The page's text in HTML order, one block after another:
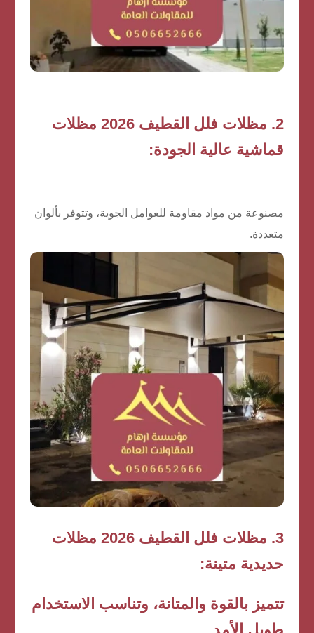
2. مظلات فلل القطيف 2026 مظلات
قماشية عالية الجودة:
مصنوعة من مواد مقاومة للعوامل الجوية، وتتوفر بألوان
متعددة.
3. مظلات فلل القطيف 2026 مظلات
حديدية متينة:
تتميز بالقوة والمتانة، وتناسب الاستخدام